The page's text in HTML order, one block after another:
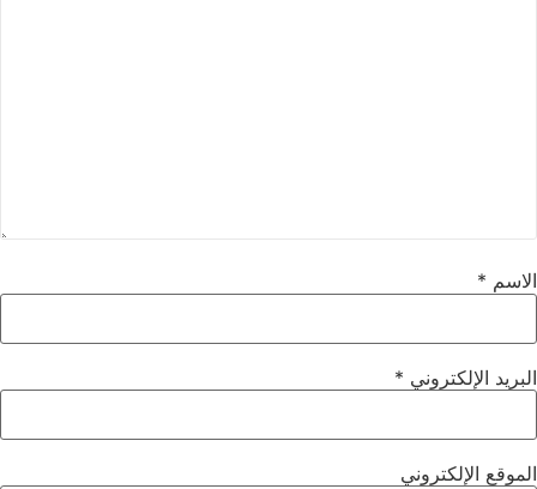
الاسم *
البريد الإلكتروني *
الموقع الإلكتروني